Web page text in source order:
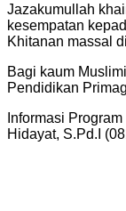
Jazakumullah
kesempatan
Khitanan massal
Bagi kaum
Pendidikan
Informasi
Hidayat, S.Pd.I